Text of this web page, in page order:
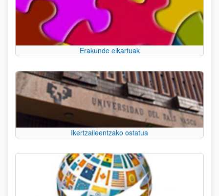
Erakunde elkartuak
Ikertzaileentzako ostatua